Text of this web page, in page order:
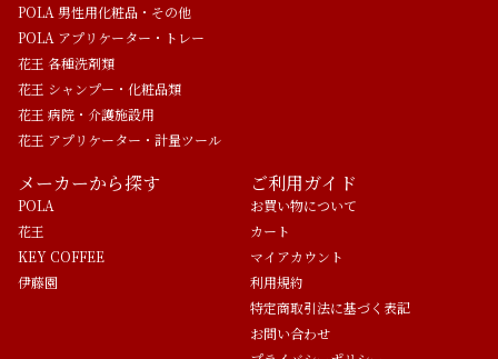
POLA 男性用化粧品・その他
POLA アプリケーター・トレー
花王 各種洗剤類
花王 シャンプー・化粧品類
花王 病院・介護施設用
花王 アプリケーター・計量ツール
メーカーから探す
POLA
花王
KEY COFFEE
伊藤園
ご利用ガイド
お買い物について
カート
マイアカウント
利用規約
特定商取引法に基づく表記
お問い合わせ